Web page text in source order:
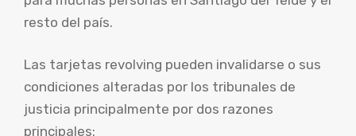
resto del país.
Las tarjetas revolving pueden invalidarse o sus
condiciones alteradas por los tribunales de
justicia principalmente por dos razones
principales: